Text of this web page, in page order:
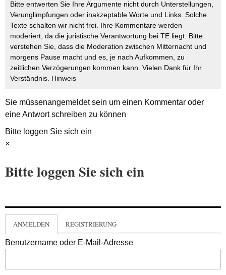
Bitte entwerten Sie Ihre Argumente nicht durch Unterstellungen,
Verunglimpfungen oder inakzeptable Worte und Links. Solche
Texte schalten wir nicht frei. Ihre Kommentare werden
moderiert, da die juristische Verantwortung bei TE liegt. Bitte
verstehen Sie, dass die Moderation zwischen Mitternacht und
morgens Pause macht und es, je nach Aufkommen, zu
zeitlichen Verzögerungen kommen kann. Vielen Dank für Ihr
Verständnis. Hinweis
Sie müssenangemeldetsein um einen Kommentar oder
eine Antwort schreiben zu können
Bitte loggen Sie sich ein
×
Bitte loggen Sie sich ein
ANMELDEN REGISTRIERUNG
Benutzername oder E-Mail-Adresse